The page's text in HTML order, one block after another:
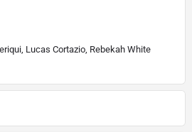
Lucas Cortazio, Rebekah White